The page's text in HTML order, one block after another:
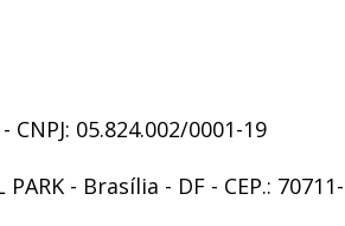
CNPJ: 05.824.002/0001-19
- Brasília - DF - CEP.: